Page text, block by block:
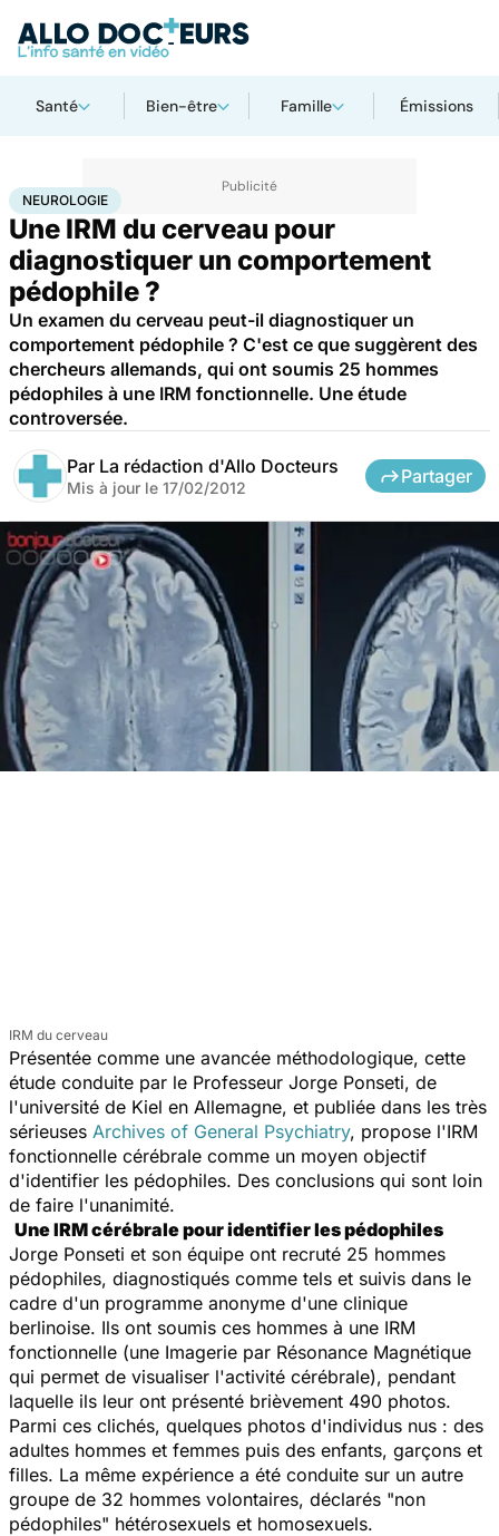
Santé Bien-être Famille Émissions
AccueilBien-être
NEUROLOGIE
Une IRM du cerveau pour
diagnostiquer un comportement
pédophile ?
Un examen du cerveau peut-il diagnostiquer un
comportement pédophile ? C'est ce que suggèrent des
chercheurs allemands, qui ont soumis 25 hommes
pédophiles à une IRM fonctionnelle. Une étude
controversée.
Par La rédaction d'Allo Docteurs
Mis à jour le 17/02/2012
Partager
IRM du cerveau
Présentée comme une avancée méthodologique, cette
étude conduite par le Professeur Jorge Ponseti, de
l'université de Kiel en Allemagne, et publiée dans les très
sérieuses Archives of General Psychiatry, propose l'IRM
fonctionnelle cérébrale comme un moyen objectif
d'identifier les pédophiles. Des conclusions qui sont loin
de faire l'unanimité.
Une IRM cérébrale pour identifier les pédophiles
Jorge Ponseti et son équipe ont recruté 25 hommes
pédophiles, diagnostiqués comme tels et suivis dans le
cadre d'un programme anonyme d'une clinique
berlinoise. Ils ont soumis ces hommes à une IRM
fonctionnelle (une Imagerie par Résonance Magnétique
qui permet de visualiser l'activité cérébrale), pendant
laquelle ils leur ont présenté brièvement 490 photos.
Parmi ces clichés, quelques photos d'individus nus : des
adultes hommes et femmes puis des enfants, garçons et
filles. La même expérience a été conduite sur un autre
groupe de 32 hommes volontaires, déclarés "non
pédophiles" hétérosexuels et homosexuels.